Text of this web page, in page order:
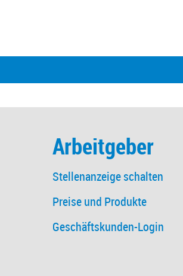
Arbeitgeber
Stellenanzeige schalten
Preise und Produkte
Geschäftskunden-Login